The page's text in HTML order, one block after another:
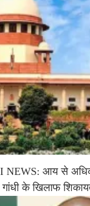
आय से अधिक
के खिलाफ